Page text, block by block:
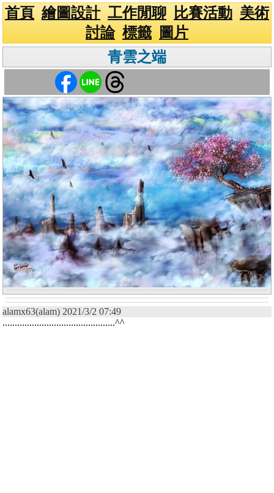
首頁 繪圖設計 工作閒聊 比賽活動 美術
討論 標籤
圖片
青雲之端
alamx63(alam) 2021/3/2 07:49
..............................................^^